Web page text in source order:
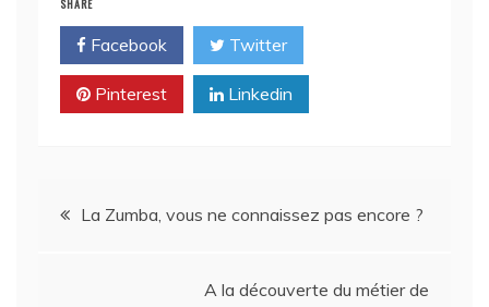
SHARE
Facebook Twitter
Pinterest Linkedin
Navigation
La Zumba, vous ne connaissez pas encore ?
A la découverte du métier de